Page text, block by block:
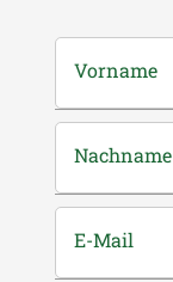
Vorname
Nachname
E-Mail